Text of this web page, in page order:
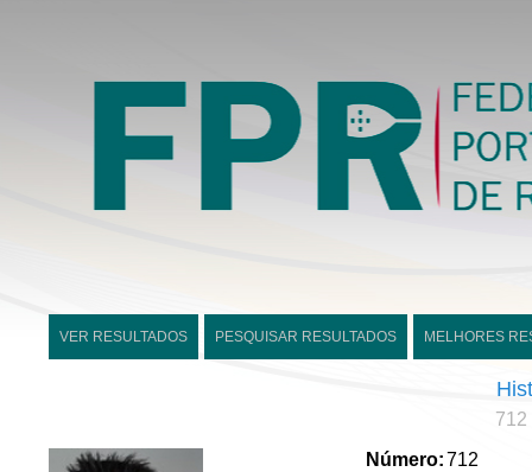
VER RESULTADOS PESQUISAR RESULTADOS MELHORES
712
Número:712